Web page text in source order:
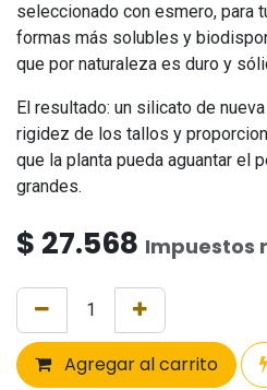
seleccionado con esmero, para
formas más solubles y
que por naturaleza es duro y
El resultado: un silicato de
rigidez de los tallos y
que la planta pueda aguantar el
grandes.
$ 27.568 Impuestos
Agregar al carrito